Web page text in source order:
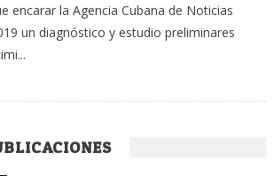
encarar la Agencia Cubana de Noticias
un diagnóstico y estudio preliminares